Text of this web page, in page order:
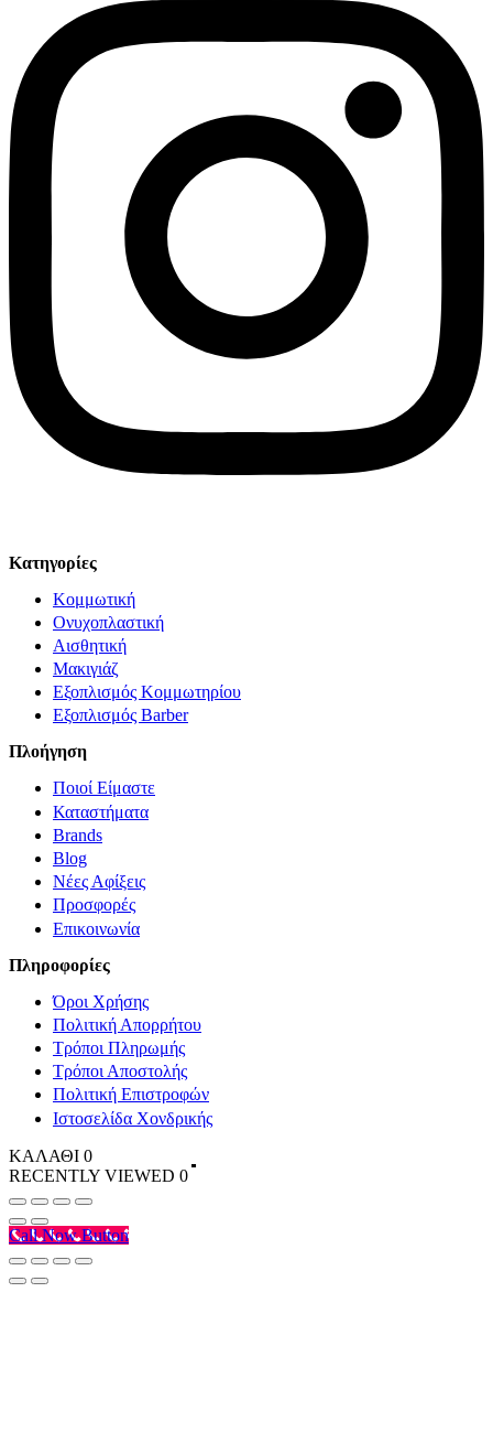
Κατηγορίες
Κομμωτική
Ονυχοπλαστική
Αισθητική
Μακιγιάζ
Εξοπλισμός Κομμωτηρίου
Εξοπλισμός Barber
Πλοήγηση
Ποιοί Είμαστε
Καταστήματα
Brands
Blog
Νέες Αφίξεις
Προσφορές
Επικοινωνία
Πληροφορίες
Όροι Χρήσης
Πολιτική Απορρήτου
Τρόποι Πληρωμής
Τρόποι Αποστολής
Πολιτική Επιστροφών
Ιστοσελίδα Χονδρικής
ΚΑΛΑΘΙ 0
RECENTLY VIEWED 0
Call Now Button